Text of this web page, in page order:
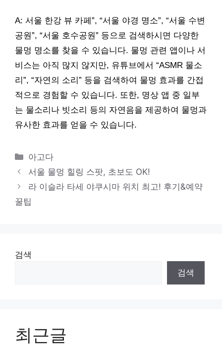
A: 서울 한강 뷰 카페”, “서울 야경 명소”, “서울 수변
공원”, “서울 호수공원” 등으로 검색하시면 다양한
물멍 명소를 찾을 수 있습니다. 물멍 관련 앱이나 서
비스는 아직 많지 않지만, 유튜브에서 “ASMR 물소
리”, “자연의 소리” 등을 검색하여 물멍 효과를 간접
적으로 경험할 수 있습니다. 또한, 명상 앱 중 일부
는 물소리나 빗소리 등의 자연음을 제공하여 물멍과
유사한 효과를 얻을 수 있습니다.
카
테
리
아고다
서울 물멍 힐링 스팟, 초보도 OK!
라 이슬라 타세 야쿠시마 위치 최고! 후기&예약
꿀팁
검색
검색
최근글